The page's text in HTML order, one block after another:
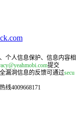
个人信息保护、信息内容相
提交
漏洞信息的反馈可通过secu
线4009668171